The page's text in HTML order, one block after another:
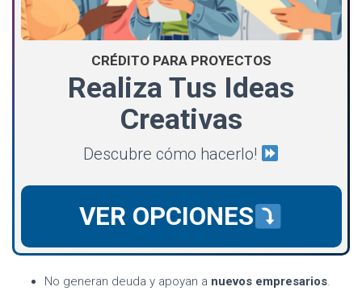
CRÉDITO PARA PROYECTOS
Realiza Tus Ideas
Creativas
Descubre cómo hacerlo!
VER OPCIONES
No generan deuda y apoyan a nuevos empresarios.